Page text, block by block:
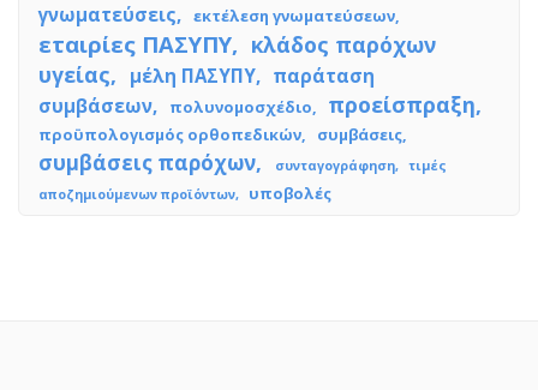
γνωματεύσεις εκτέλεση γνωματεύσεων
εταιρίες ΠΑΣΥΠΥ
κλάδος παρόχων
υγείας
μέλη ΠΑΣΥΠΥ
παράταση
συμβάσεων
πολυνομοσχέδιο προείσπραξη
προϋπολογισμός ορθοπεδικών συμβάσεις
συμβάσεις παρόχων συνταγογράφηση
τιμές
αποζημιούμενων προϊόντων
υποβολές